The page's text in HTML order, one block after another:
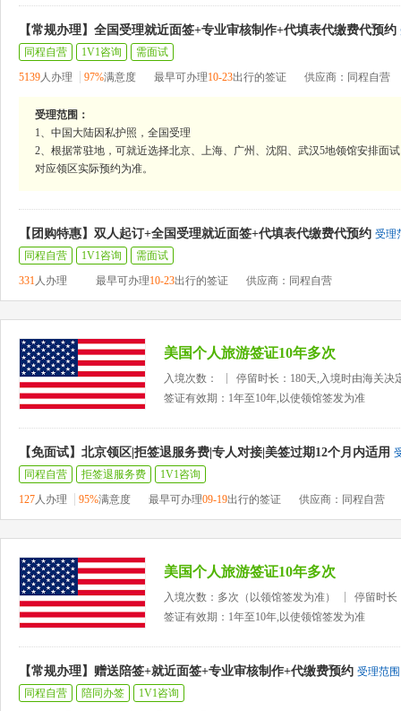
【常规办理】全国受理就近面签+专业审核制作+代填表代缴费代预约
同程自营
1V1咨询
需面试
5139人办理 97%满意度 最早可办理10-23出行的签证 供应商：同程自营
受理范围：
1、中国大陆因私护照，全国受理
2、根据常驻地，可就近选择北京、上海、广州、沈阳、武汉5地领馆安排面
对应领区实际预约为准。
【团购特惠】双人起订+全国受理就近面签+代填表代缴费代预约 受理
同程自营
1V1咨询
需面试
331人办理 最早可办理10-23出行的签证 供应商：同程自营
美国个人旅游签证10年多次
入境次数：
停留时长：180天,入境时由海关决
签证有效期：1年至10年,以使领馆签发为准
【免面试】北京领区|拒签退服务费|专人对接|美签过期12个月内适用
同程自营
拒签退服务费
1V1咨询
127人办理 95%满意度 最早可办理09-19出行的签证 供应商：同程自营
美国个人旅游签证10年多次
入境次数：多次（以领馆签发为准）
停留时长
签证有效期：1年至10年,以使领馆签发为准
【常规办理】赠送陪签+就近面签+专业审核制作+代缴费预约 受理范围
同程自营
陪同办签
1V1咨询